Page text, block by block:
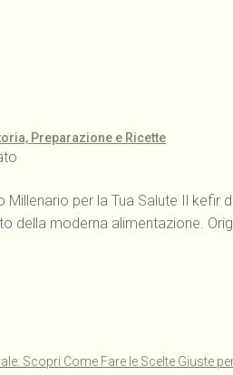
Preparazione e Ricette
Millenario per la Tua Salute Il
della moderna alimentazione.